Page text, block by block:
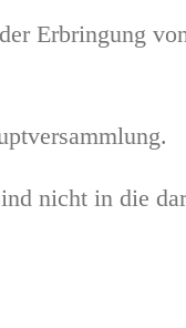
Erbringung
nicht in die